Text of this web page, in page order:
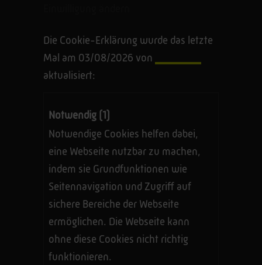
Die Cookie-Erklärung wurde das letzte
Mal am 03/08/2026 von
aktualisiert:
Notwendig (1)
Notwendige Cookies helfen dabei,
eine Webseite nutzbar zu machen,
indem sie Grundfunktionen wie
Seitennavigation und Zugriff auf
sichere Bereiche der Webseite
ermöglichen. Die Webseite kann
ohne diese Cookies nicht richtig
funktionieren.